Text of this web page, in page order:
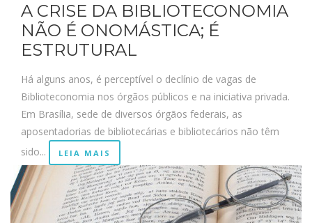
A CRISE DA BIBLIOTECONOMIA
NÃO É ONOMÁSTICA; É
ESTRUTURAL
Há alguns anos, é perceptível o declínio de vagas de
Biblioteconomia nos órgãos públicos e na iniciativa privada.
Em Brasília, sede de diversos órgãos federais, as
aposentadorias de bibliotecárias e bibliotecários não têm
sido...
LEIA MAIS